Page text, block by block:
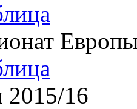
2015/16